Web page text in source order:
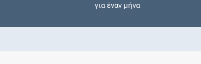
για έναν μήνα